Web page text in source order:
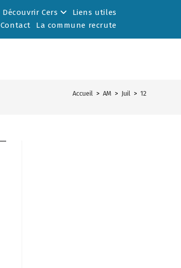
Découvrir Cers
Liens utiles
Contact
La commune recrute
Accueil > AM > Juil > 12